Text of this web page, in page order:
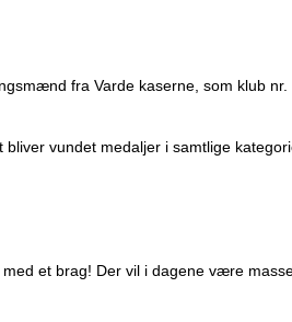
fra Varde kaserne, som klub
vundet medaljer i samtlige
et brag! Der vil i dagene være